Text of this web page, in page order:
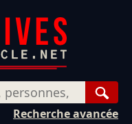
Recherche avancée